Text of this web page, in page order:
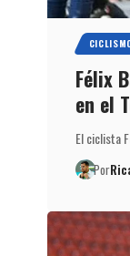
Félix
en el
El ciclista
Por